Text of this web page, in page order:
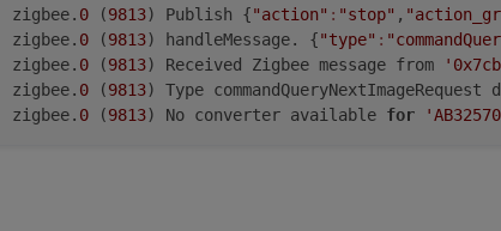
zigbee. 0 (9813) Publish {"action" : "stop" ,
zigbee. 0 (9813) handleMessage. {"type" :
zigbee. 0 (9813) Received Zigbee message from
zigbee. 0 (9813) Type
zigbee. 0 (9813) No converter available for